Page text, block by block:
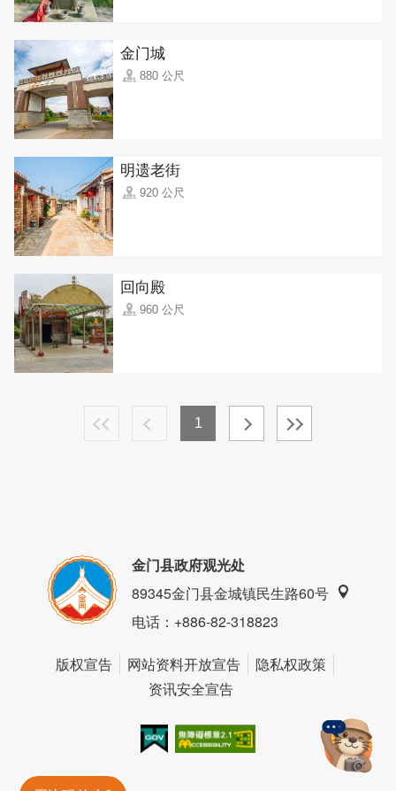
金门城
880 公尺
明遗老街
920 公尺
回向殿
960 公尺
1
金门县政府观光处
89345金门县金城镇民生路60号
电话：+886-82-318823
版权宣告 网站资料开放宣告
隐私权政策
资讯安全宣告